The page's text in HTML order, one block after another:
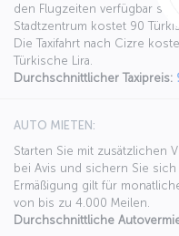
den Flugzeiten verfügbar
Stadtzentrum kostet 90
Die Taxifahrt nach Cizre
Türkische Lira.
Durchschnittlicher Taxipreis:
AUTO MIETEN:
Starten Sie mit zusätzlichen
bei Avis und sichern Sie sich
Ermäßigung gilt für
von bis zu 4.000 Meilen.
Durchschnittliche